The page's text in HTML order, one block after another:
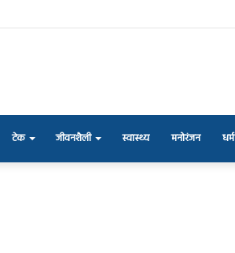
टेक जीवनशैली स्वास्थ्य मनोरंजन धर्म